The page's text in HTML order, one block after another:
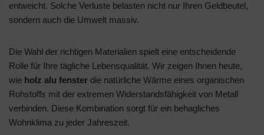
entweicht. Solche Verluste belasten nicht nur Ihren Geldbeutel,
sondern auch die Umwelt massiv.
Die Wahl der richtigen Materialien spielt eine entscheidende
Rolle für Ihre tägliche Lebensqualität. Wir zeigen Ihnen heute,
wie holz alu fenster die natürliche Wärme eines organischen
Rohstoffs mit der extremen Widerstandsfähigkeit von Metall
verbinden. Diese Kombination sorgt für ein behagliches
Wohnklima zu jeder Jahreszeit.